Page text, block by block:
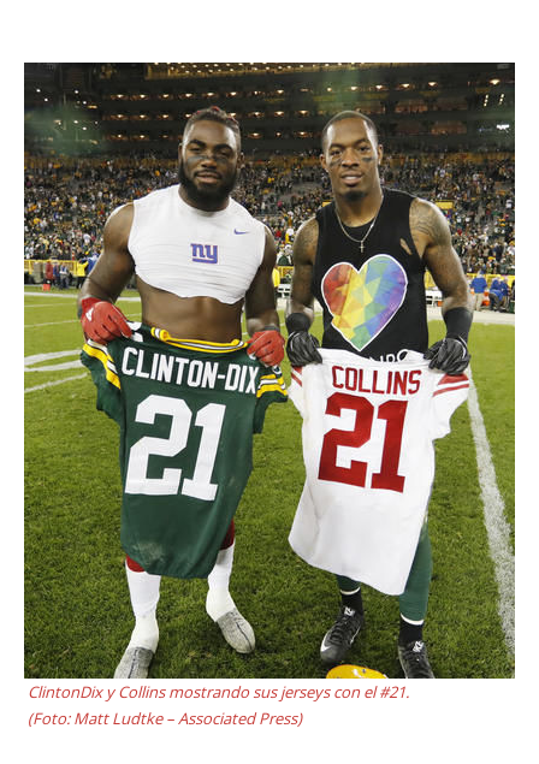
ClintonDix y Collins mostrando sus jerseys con el #21.
(Foto: Matt Ludtke – Associated Press)